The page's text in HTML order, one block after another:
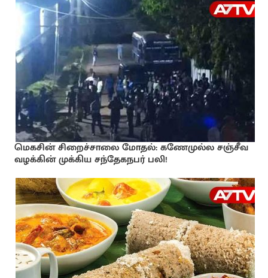
மெகசின் சிறைச்சாலை மோதல்: கணேமுல்ல சஞ்சீவ
வழக்கின் முக்கிய சந்தேகநபர் பலி!